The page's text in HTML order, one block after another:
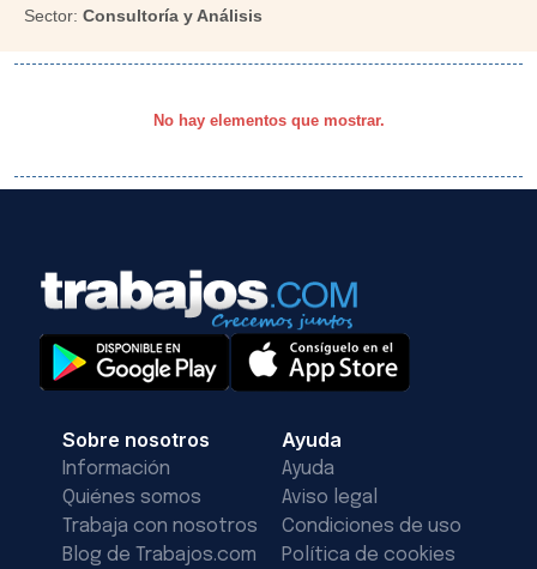
Sector: Consultoría y Análisis
No hay elementos que mostrar.
Sobre nosotros
Información
Quiénes somos
Trabaja con nosotros
Blog de Trabajos.com
Ayuda
Ayuda
Aviso legal
Condiciones de uso
Política de cookies